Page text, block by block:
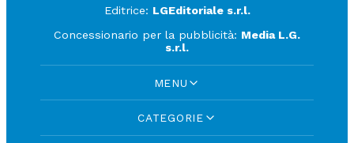
Editrice: LGEditoriale s.r.l.
Concessionario per la pubblicità: Media L.G.
s.r.l.
MENU
CATEGORIE